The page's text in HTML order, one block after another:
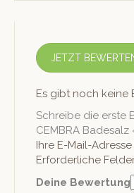
JETZT
Es gibt noch keine
Schreibe die erste
CEMBRA Badesalz
Ihre E-Mail-
Erforderliche
Deine Bewertung